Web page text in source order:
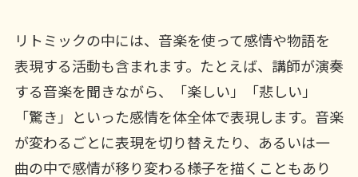
リトミックの中には、音楽を使って感情や物語を
表現する活動も含まれます。たとえば、講師が演奏
する音楽を聞きながら、「楽しい」「悲しい」
「驚き」といった感情を体全体で表現します。音楽
が変わるごとに表現を切り替えたり、あるいは一
曲の中で感情が移り変わる様子を描くこともあり